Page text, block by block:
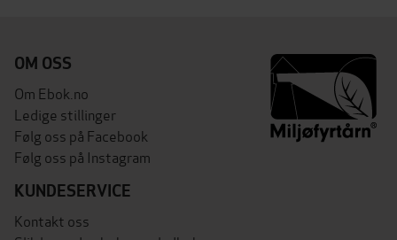
OM OSS
Om Ebok.no
Ledige stillinger
Følg oss på Facebook
Følg oss på Instagram
KUNDESERVICE
Kontakt oss